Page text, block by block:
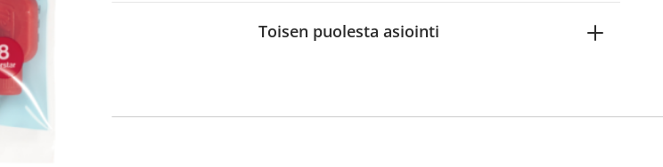
Toisen puolesta asiointi